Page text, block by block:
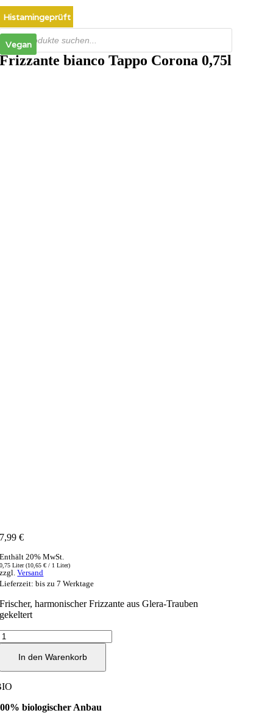
Inhalt
springen
Products
search
Frizzante bianco Tappo Corona 0,75l
7,99€
Enthält 20% MwSt.
0,75 Liter (10,65€ / 1 Liter)
zzgl.Versand
Lieferzeit: bis zu 7 Werktage
Frischer, harmonischer Frizzante aus Glera-Trauben
gekeltert
Frizzante
bianco
Tappo
Corona
Menge
In den Warenkorb
biologischer Anbau
Vegan
Vegan
Histamingeprüft
Vegan